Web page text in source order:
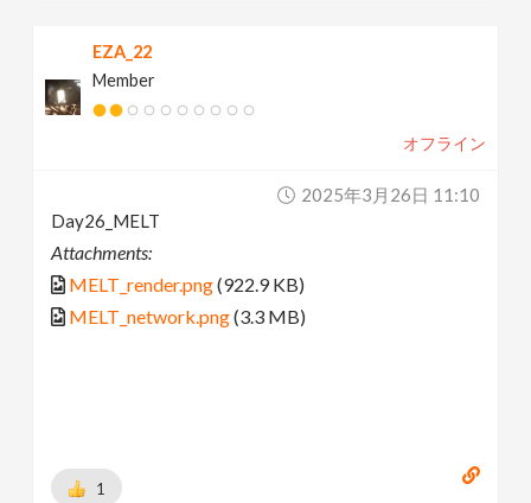
EZA_22
Member
オフライン
2025年3月26日 11:10
Day26_MELT
Attachments:
MELT_render.png(922.9 KB)
MELT_network.png(3.3 MB)
1